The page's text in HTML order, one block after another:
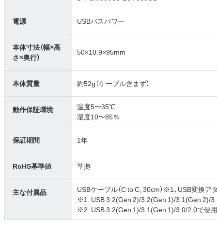
電源 USBバスパワー
本体寸法（幅×高
さ×奥行）
50×10.9×95mm
本体質量 約52g（ケーブル含まず）
動作保証環境
温度5〜35℃
湿度10〜85％
保証期間 1年
RoHS基準値 準拠
主な付属品
USBケーブル（C to C, 30cm）※1、USB変換ア
※1. USB 3.2(Gen 2)/3.2(Gen 1)/3.1(Gen 2)/
※2. USB 3.2(Gen 1)/3.1(Gen 1)/3.0/2.0で使